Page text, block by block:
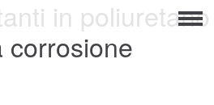
Menu
sociale d’impresa
in poliuretano
corrosione